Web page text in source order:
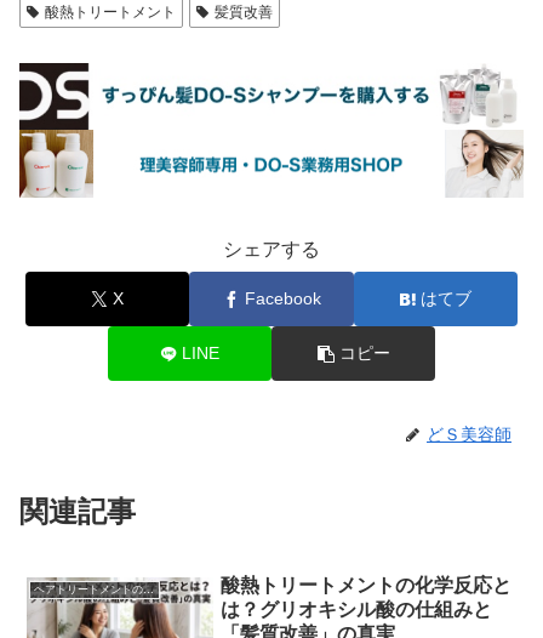
酸熱トリートメント 髪質改善
シェアする
X Facebook はてブ
LINE コピー
どＳ美容師
関連記事
ヘアトリートメントの真実
酸熱トリートメントの化学反応と
は？グリオキシル酸の仕組みと